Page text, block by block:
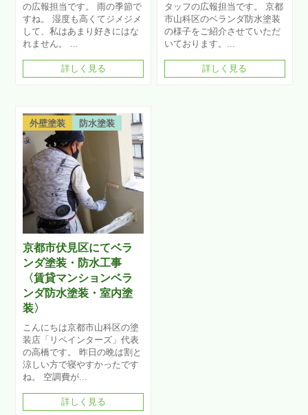
の広報担当です。 雨の季節で
すね。 湿度も高くてジメジメ
して、私はあまり好きにはな
れません。 ...
詳しく見る
タッフの広報担当です。 京都
市山科区のベランダ防水塗装
の様子をご紹介させていただ
いております。...
詳しく見る
外壁塗装 防水塗装
京都市伏見区にてベラ
ンダ塗装・防水工事
〈賃貸マンションベラ
ンダ防水塗装・室内塗
装〉
こんにちは京都市山科区の塗
装店「リペインターズ」代表
の高橋です。 昨日の晩は割と
涼しい方で寝やすかったです
ね。 空調費が...
詳しく見る